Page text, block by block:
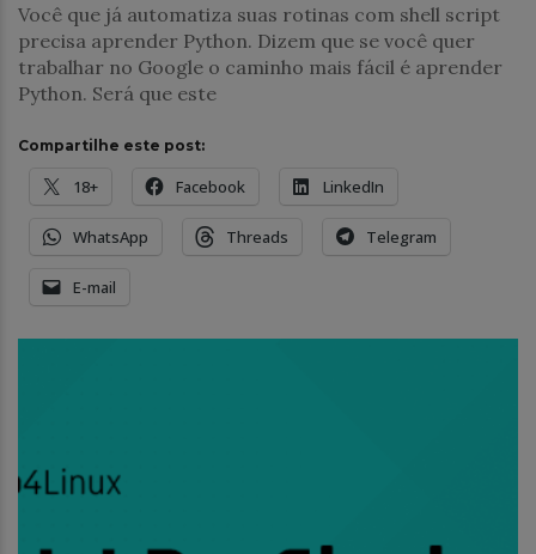
Você que já automatiza suas rotinas com shell script
precisa aprender Python. Dizem que se você quer
trabalhar no Google o caminho mais fácil é aprender
Python. Será que este
Compartilhe este post:
18+ Facebook LinkedIn
WhatsApp Threads Telegram
E-mail